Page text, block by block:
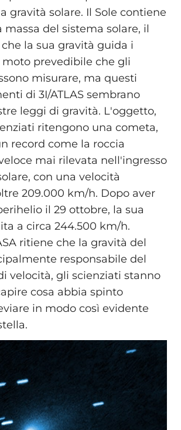
gravità solare. Il Sole contiene
del sistema solare, il
la sua gravità guida i
prevedibile che gli
misurare, ma questi
di 3I/ATLAS sembrano
leggi di gravità. L'oggetto,
ritengono una cometa,
record come la roccia
mai rilevata nell'ingresso
con una velocità
209.000 km/h. Dopo aver
il 29 ottobre, la sua
a circa 244.500 km/h.
ritiene che la gravità del
responsabile del
velocità, gli scienziati stanno
cosa abbia spinto
in modo così evidente